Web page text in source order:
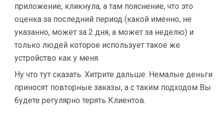
приложение, кликнула, а там пояснение, что это
оценка за последний период (какой именно, не
указанно, может за 2 дня, а может за неделю) и
только людей которое использует такое же
устройство как у меня.
Ну что тут сказать. Хитрите дальше. Немалые деньги
приносят повторные заказы, а с таким подходом Вы
будете регулярно терять Клиентов.